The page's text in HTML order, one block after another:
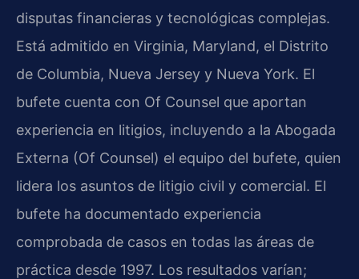
disputas financieras y tecnológicas complejas.
Está admitido en Virginia, Maryland, el Distrito
de Columbia, Nueva Jersey y Nueva York. El
bufete cuenta con Of Counsel que aportan
experiencia en litigios, incluyendo a la Abogada
Externa (Of Counsel) el equipo del bufete, quien
lidera los asuntos de litigio civil y comercial. El
bufete ha documentado experiencia
comprobada de casos en todas las áreas de
práctica desde 1997. Los resultados varían;